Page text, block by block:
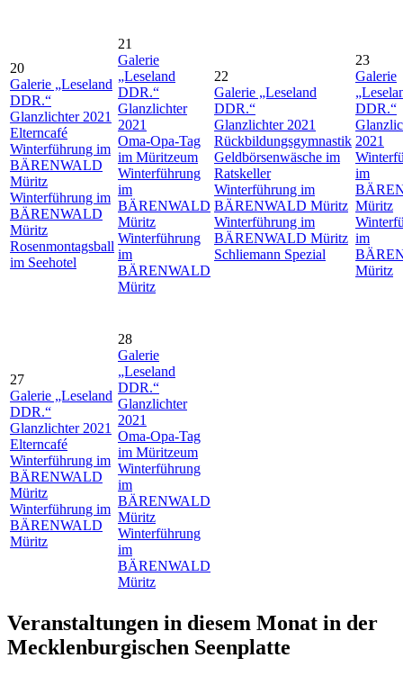
20
Galerie „Leseland
DDR.“
Glanzlichter 2021
Elterncafé
Winterführung im
BÄRENWALD
Müritz
Winterführung im
BÄRENWALD
Müritz
Rosenmontagsball
im Seehotel
21
Galerie
„Leseland
DDR.“
Glanzlichter
2021
Oma-Opa-Tag
im Müritzeum
Winterführung
im
BÄRENWALD
Müritz
Winterführung
im
BÄRENWALD
Müritz
22
Galerie „Leseland
DDR.“
Glanzlichter 2021
Rückbildungsgymnastik
Geldbörsenwäsche im
Ratskeller
Winterführung im
BÄRENWALD Müritz
Winterführung im
BÄRENWALD Müritz
Schliemann Spezial
23
Galerie
DDR.“
2021
im
Müritz
im
Müritz
27
Galerie „Leseland
DDR.“
Glanzlichter 2021
Elterncafé
Winterführung im
BÄRENWALD
Müritz
Winterführung im
BÄRENWALD
Müritz
28
Galerie
„Leseland
DDR.“
Glanzlichter
2021
Oma-Opa-Tag
im Müritzeum
Winterführung
im
BÄRENWALD
Müritz
Winterführung
im
BÄRENWALD
Müritz
Veranstaltungen in diesem Monat in der
Mecklenburgischen Seenplatte